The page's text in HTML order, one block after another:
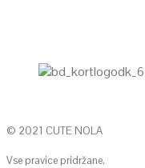
© 2021 CUTE NOLA
Vse pravice pridržane.